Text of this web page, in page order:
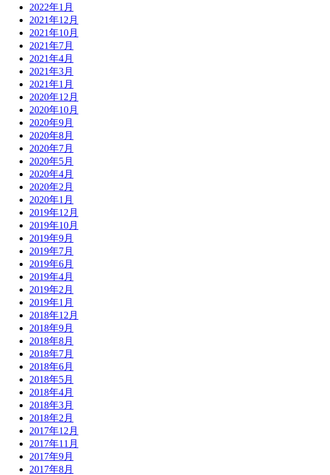
2022年1月
2021年12月
2021年10月
2021年7月
2021年4月
2021年3月
2021年1月
2020年12月
2020年10月
2020年9月
2020年8月
2020年7月
2020年5月
2020年4月
2020年2月
2020年1月
2019年12月
2019年10月
2019年9月
2019年7月
2019年6月
2019年4月
2019年2月
2019年1月
2018年12月
2018年9月
2018年8月
2018年7月
2018年6月
2018年5月
2018年4月
2018年3月
2018年2月
2017年12月
2017年11月
2017年9月
2017年8月